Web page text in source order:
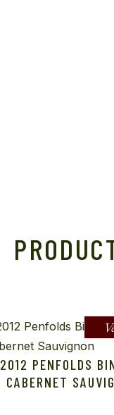
2012 PENFOLDS
CABERNET